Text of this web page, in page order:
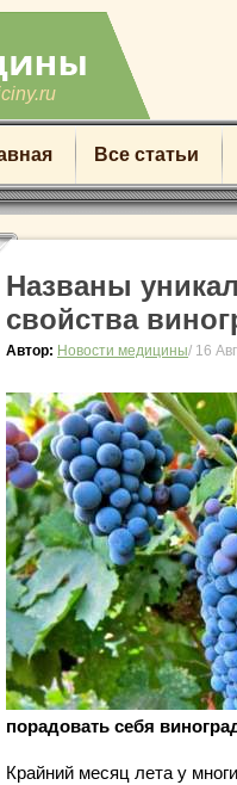
Все статьи
Названы
свойства
Автор: Новости медицины/ 16
порадовать себя
Крайний месяц лета у